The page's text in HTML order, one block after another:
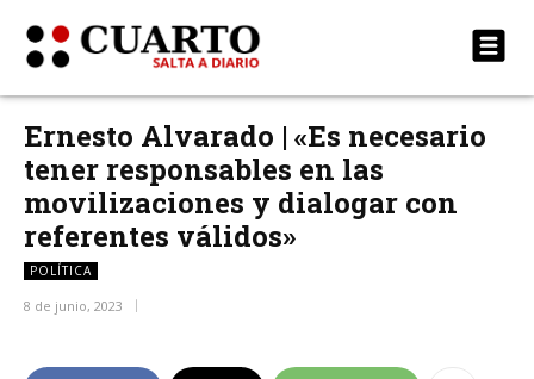
Ernesto Alvarado | «Es necesario
tener responsables en las
movilizaciones y dialogar con
referentes válidos»
POLÍTICA
8 de junio, 2023